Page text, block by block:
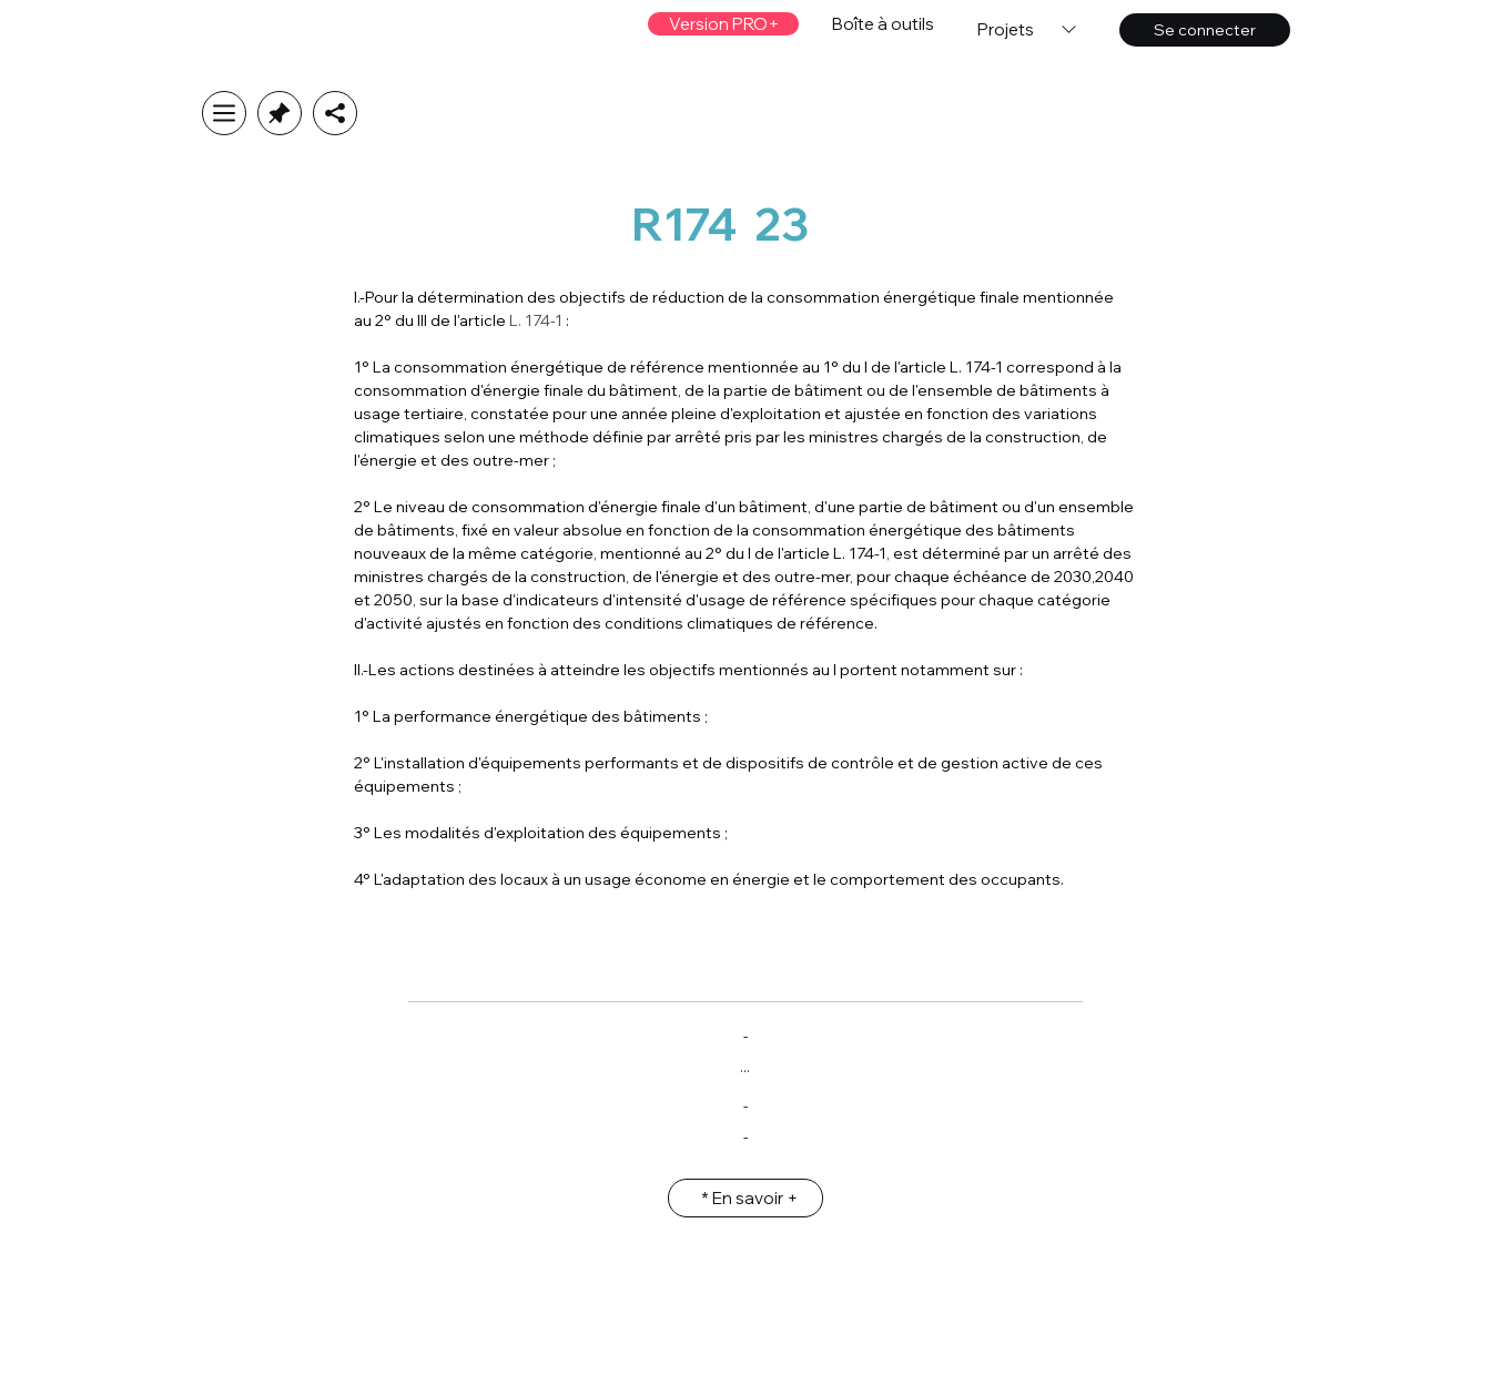
Version PRO+ Boîte à outils Projets Se connecter
R174 23
I.-Pour la détermination des objectifs de réduction de la consommation énergétique finale mentionnée
au 2° du III de l'article L. 174-1 :
1° La consommation énergétique de référence mentionnée au 1° du I de l'article L. 174-1 correspond à la
consommation d'énergie finale du bâtiment, de la partie de bâtiment ou de l'ensemble de bâtiments à
usage tertiaire, constatée pour une année pleine d'exploitation et ajustée en fonction des variations
climatiques selon une méthode définie par arrêté pris par les ministres chargés de la construction, de
l'énergie et des outre-mer ;
2° Le niveau de consommation d'énergie finale d'un bâtiment, d'une partie de bâtiment ou d'un ensemble
de bâtiments, fixé en valeur absolue en fonction de la consommation énergétique des bâtiments
nouveaux de la même catégorie, mentionné au 2° du I de l'article L. 174-1, est déterminé par un arrêté des
ministres chargés de la construction, de l'énergie et des outre-mer, pour chaque échéance de 2030,2040
et 2050, sur la base d'indicateurs d'intensité d'usage de référence spécifiques pour chaque catégorie
d'activité ajustés en fonction des conditions climatiques de référence.
II.-Les actions destinées à atteindre les objectifs mentionnés au I portent notamment sur :
1° La performance énergétique des bâtiments ;
2° L'installation d'équipements performants et de dispositifs de contrôle et de gestion active de ces
équipements ;
3° Les modalités d'exploitation des équipements ;
4° L'adaptation des locaux à un usage économe en énergie et le comportement des occupants.
-
...
-
-
* En savoir +